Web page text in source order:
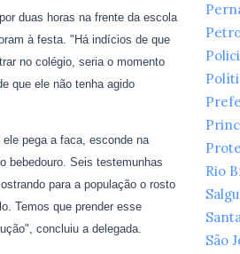
duas horas na frente da escola
à festa. "Há indícios de que
no colégio, seria o momento
que ele não tenha agido
pega a faca, esconde na
bebedouro. Seis testemunhas
para a população o rosto
Temos que prender esse
concluiu a delegada.
Rio
São